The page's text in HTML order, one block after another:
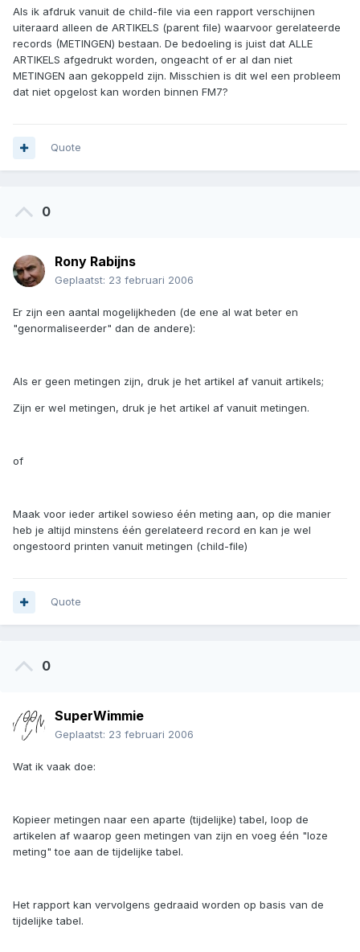
Als ik afdruk vanuit de child-file via een rapport verschijnen
uiteraard alleen de ARTIKELS (parent file) waarvoor gerelateerde
records (METINGEN) bestaan. De bedoeling is juist dat ALLE
ARTIKELS afgedrukt worden, ongeacht of er al dan niet
METINGEN aan gekoppeld zijn. Misschien is dit wel een probleem
dat niet opgelost kan worden binnen FM7?
Quote
0
Rony Rabijns
Geplaatst: 23 februari 2006
Er zijn een aantal mogelijkheden (de ene al wat beter en
"genormaliseerder" dan de andere):
Als er geen metingen zijn, druk je het artikel af vanuit artikels;
Zijn er wel metingen, druk je het artikel af vanuit metingen.
of
Maak voor ieder artikel sowieso één meting aan, op die manier
heb je altijd minstens één gerelateerd record en kan je wel
ongestoord printen vanuit metingen (child-file)
Quote
0
SuperWimmie
Geplaatst: 23 februari 2006
Wat ik vaak doe:
Kopieer metingen naar een aparte (tijdelijke) tabel, loop de
artikelen af waarop geen metingen van zijn en voeg één "loze
meting" toe aan de tijdelijke tabel.
Het rapport kan vervolgens gedraaid worden op basis van de
tijdelijke tabel.